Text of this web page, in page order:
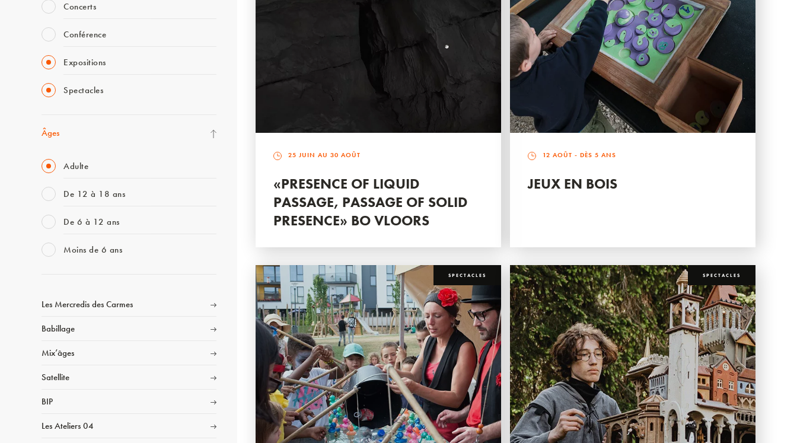
Concerts
Conférence
Expositions
Spectacles
Âges
Adulte
De 12 à 18 ans
De 6 à 12 ans
Moins de 6 ans
Les Mercredis des Carmes
Babillage
Mix’âges
Satellite
BIP
Les Ateliers 04
25 JUIN AU 30 AOÛT
«PRESENCE OF LIQUID
PASSAGE, PASSAGE OF SOLID
PRESENCE» BO VLOORS
12 AOÛT - DÈS 5 ANS
JEUX EN BOIS
SPECTACLES SPECTACLES